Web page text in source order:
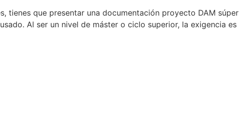
tienes que presentar una documentación proyecto DAM súper
Al ser un nivel de máster o ciclo superior, la exigencia es